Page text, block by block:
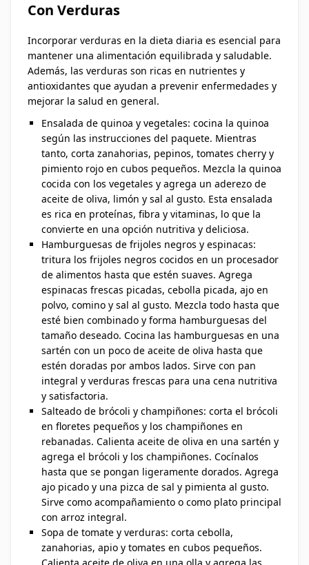
Con Verduras
Incorporar verduras en la dieta diaria es esencial para
mantener una alimentación equilibrada y saludable.
Además, las verduras son ricas en nutrientes y
antioxidantes que ayudan a prevenir enfermedades y
mejorar la salud en general.
Ensalada de quinoa y vegetales: cocina la quinoa
según las instrucciones del paquete. Mientras
tanto, corta zanahorias, pepinos, tomates cherry y
pimiento rojo en cubos pequeños. Mezcla la quinoa
cocida con los vegetales y agrega un aderezo de
aceite de oliva, limón y sal al gusto. Esta ensalada
es rica en proteínas, fibra y vitaminas, lo que la
convierte en una opción nutritiva y deliciosa.
Hamburguesas de frijoles negros y espinacas:
tritura los frijoles negros cocidos en un procesador
de alimentos hasta que estén suaves. Agrega
espinacas frescas picadas, cebolla picada, ajo en
polvo, comino y sal al gusto. Mezcla todo hasta que
esté bien combinado y forma hamburguesas del
tamaño deseado. Cocina las hamburguesas en una
sartén con un poco de aceite de oliva hasta que
estén doradas por ambos lados. Sirve con pan
integral y verduras frescas para una cena nutritiva
y satisfactoria.
Salteado de brócoli y champiñones: corta el brócoli
en floretes pequeños y los champiñones en
rebanadas. Calienta aceite de oliva en una sartén y
agrega el brócoli y los champiñones. Cocínalos
hasta que se pongan ligeramente dorados. Agrega
ajo picado y una pizca de sal y pimienta al gusto.
Sirve como acompañamiento o como plato principal
con arroz integral.
Sopa de tomate y verduras: corta cebolla,
zanahorias, apio y tomates en cubos pequeños.